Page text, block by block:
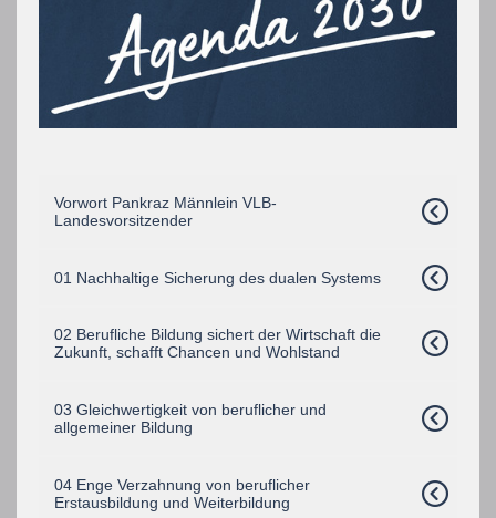
Vorwort Pankraz Männlein VLB-
Landesvorsitzender
01 Nachhaltige Sicherung des dualen Systems
02 Berufliche Bildung sichert der Wirtschaft die
Zukunft, schafft Chancen und Wohlstand
03 Gleichwertigkeit von beruflicher und
allgemeiner Bildung
04 Enge Verzahnung von beruflicher
Erstausbildung und Weiterbildung